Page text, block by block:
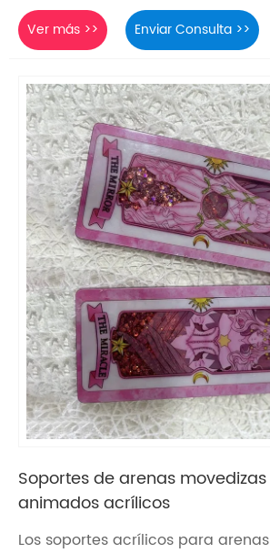
Ver más >> Enviar Consulta >>
Soportes de arenas
animados acrílicos
Los soportes acrílicos para